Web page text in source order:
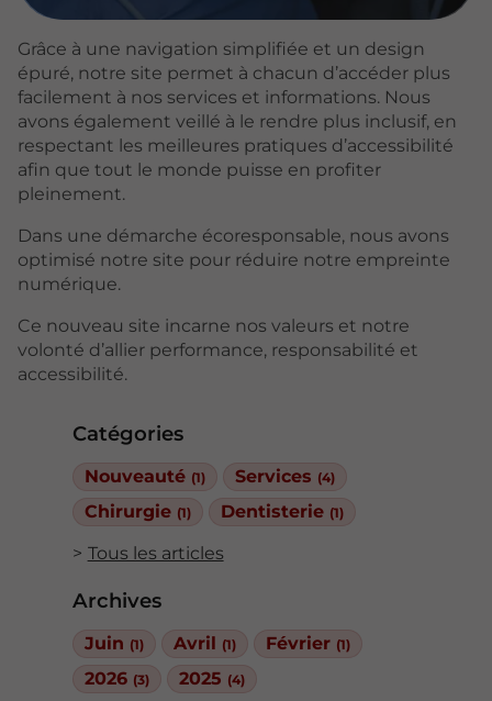
Catégories
Nouveauté (1) Services (4)
Chirurgie (1) Dentisterie (1)
Tous les articles
Archives
Juin (1) Avril (1) Février (1)
2026 (3) 2025 (4)
Grâce à une navigation simplifiée et un design
épuré, notre site permet à chacun d’accéder plus
facilement à nos services et informations. Nous
avons également veillé à le rendre plus inclusif, en
respectant les meilleures pratiques d’accessibilité
afin que tout le monde puisse en profiter
pleinement.
Dans une démarche écoresponsable, nous avons
optimisé notre site pour réduire notre empreinte
numérique.
Ce nouveau site incarne nos valeurs et notre
volonté d’allier performance, responsabilité et
accessibilité.